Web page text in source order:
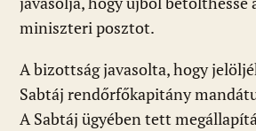
miniszteri posztot.
A bizottság javasolta, hogy
Sabtáj rendőrfőkapitány
A Sabtáj ügyében tett